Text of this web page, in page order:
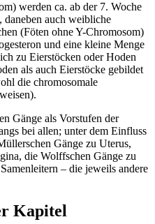
werden ca. ab der 7. Woche
daneben auch weibliche
(Föten ohne Y-Chromosom)
und eine kleine Menge
zu Eierstöcken oder Hoden
als auch Eierstöcke gebildet
die chromosomale
Gänge als Vorstufen der
bei allen; unter dem Einfluss
Gänge zu Uterus,
die Wolffschen Gänge zu
– die jeweils andere
Kapitel